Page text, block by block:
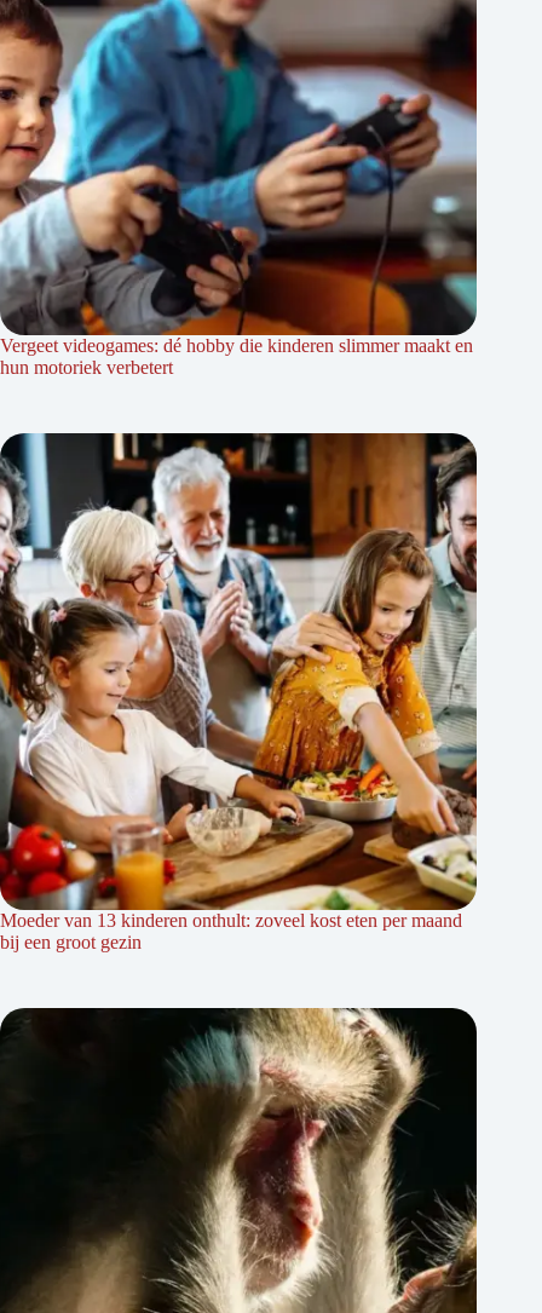
Vergeet videogames: dé hobby die kinderen slimmer maakt en
hun motoriek verbetert
Moeder van 13 kinderen onthult: zoveel kost eten per maand
bij een groot gezin